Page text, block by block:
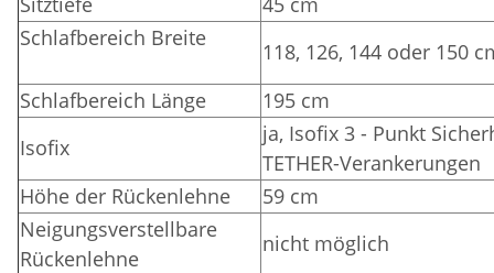
Schlafbereich Breite
118, 126, 144 oder 150
Schlafbereich Länge
195 cm
Isofix
ja, Isofix 3 - Punkt
TETHER-Verankerungen
Höhe der Rückenlehne
59 cm
Neigungsverstellbare
Rückenlehne
nicht möglich